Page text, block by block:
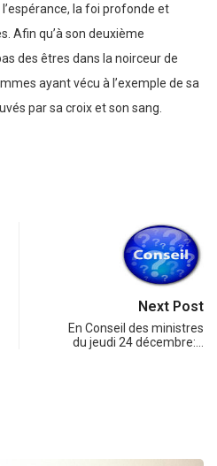
la foi profonde et
Afin qu’à son deuxième
des êtres dans la noirceur de
ayant vécu à l’exemple de sa
par sa croix et son sang.
Next Post
En Conseil des ministres
du jeudi 24 décembre:…